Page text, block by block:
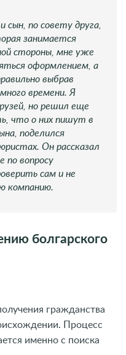
по совету друга,
занимается
стороны, мне уже
оформлением, а
выбрав
времени. Я
но решил еще
что о них пишут в
поделился
Он рассказал
по вопросу
сам и не
компанию.
болгарского
гражданства
Процесс
именно с поиска